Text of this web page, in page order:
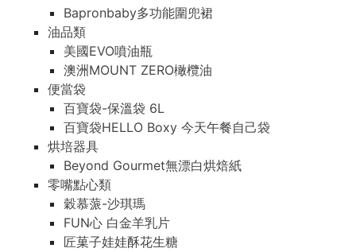
Bapronbaby多功能圍兜裙
油品類
美國EVO噴油瓶
澳洲MOUNT ZERO橄欖油
便當袋
百寶袋-保溫袋 6L
百寶袋HELLO Boxy 今天午餐自己袋
烘培器具
Beyond Gourmet無漂白烘焙紙
零嘴點心類
穀慕蒎-沙琪瑪
FUN心 白金羊乳片
匠菓子娃娃酥花生糖